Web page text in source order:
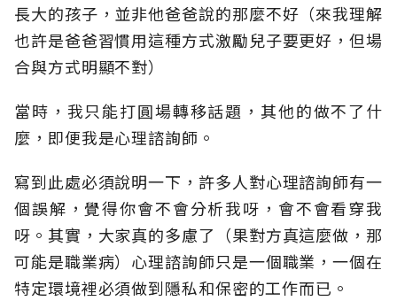
長大的孩子，並非他爸爸說的那麼不好（來我理解
也許是爸爸習慣用這種方式激勵兒子要更好，但場
合與方式明顯不對）
當時，我只能打圓場轉移話題，其他的做不了什
麼，即便我是心理諮詢師。
寫到此處必須說明一下，許多人對心理諮詢師有一
個誤解，覺得你會不會分析我呀，會不會看穿我
呀。其實，大家真的多慮了（果對方真這麼做，那
可能是職業病）心理諮詢師只是一個職業，一個在
特定環境裡必須做到隱私和保密的工作而已。